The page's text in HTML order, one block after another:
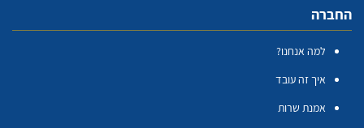
החברה
למה אנחנו?
איך זה עובד
אמנת שרות